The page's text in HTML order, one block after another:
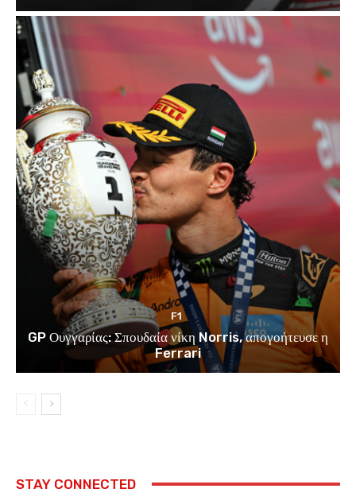
F1
GP Ουγγαρίας: Σπουδαία νίκη Norris, απογοήτευσε η
Ferrari
STAY CONNECTED